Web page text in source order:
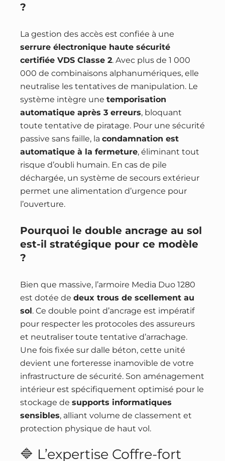
?
La gestion des accès est confiée à une
serrure électronique haute sécurité
certifiée VDS Classe 2. Avec plus de 1 000
000 de combinaisons alphanumériques, elle
neutralise les tentatives de manipulation. Le
système intègre une temporisation
automatique après 3 erreurs, bloquant
toute tentative de piratage. Pour une sécurité
passive sans faille, la condamnation est
automatique à la fermeture, éliminant tout
risque d’oubli humain. En cas de pile
déchargée, un système de secours extérieur
permet une alimentation d’urgence pour
l’ouverture.
Pourquoi le double ancrage au sol
est-il stratégique pour ce modèle
?
Bien que massive, l’armoire Media Duo 1280
est dotée de deux trous de scellement au
sol. Ce double point d’ancrage est impératif
pour respecter les protocoles des assureurs
et neutraliser toute tentative d’arrachage.
Une fois fixée sur dalle béton, cette unité
devient une forteresse inamovible de votre
infrastructure de sécurité. Son aménagement
intérieur est spécifiquement optimisé pour le
stockage de supports informatiques
sensibles, alliant volume de classement et
protection physique de haut vol.
🔷 L’expertise Coffre-fort